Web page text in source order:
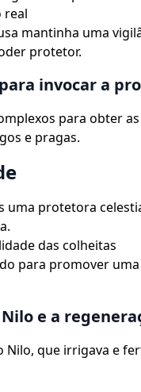
real
mantinha uma
protetor.
invocar a
para obter
e pragas.
uma protetora
das colheitas
para promover
e a
que irrigava e